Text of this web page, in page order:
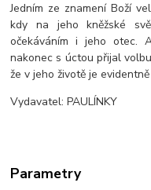
Jedním ze znamení Boží
kdy na jeho kněžské
očekáváním i jeho otec.
nakonec s úctou přijal
že v jeho životě je
Vydavatel: PAULÍNKY
Parametry